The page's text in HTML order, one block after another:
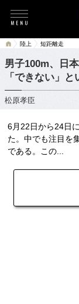
陸上 短距離走
男子100m、日
「できない」と
松原孝臣
6月22日から24日
た。中でも注目を
である。この...